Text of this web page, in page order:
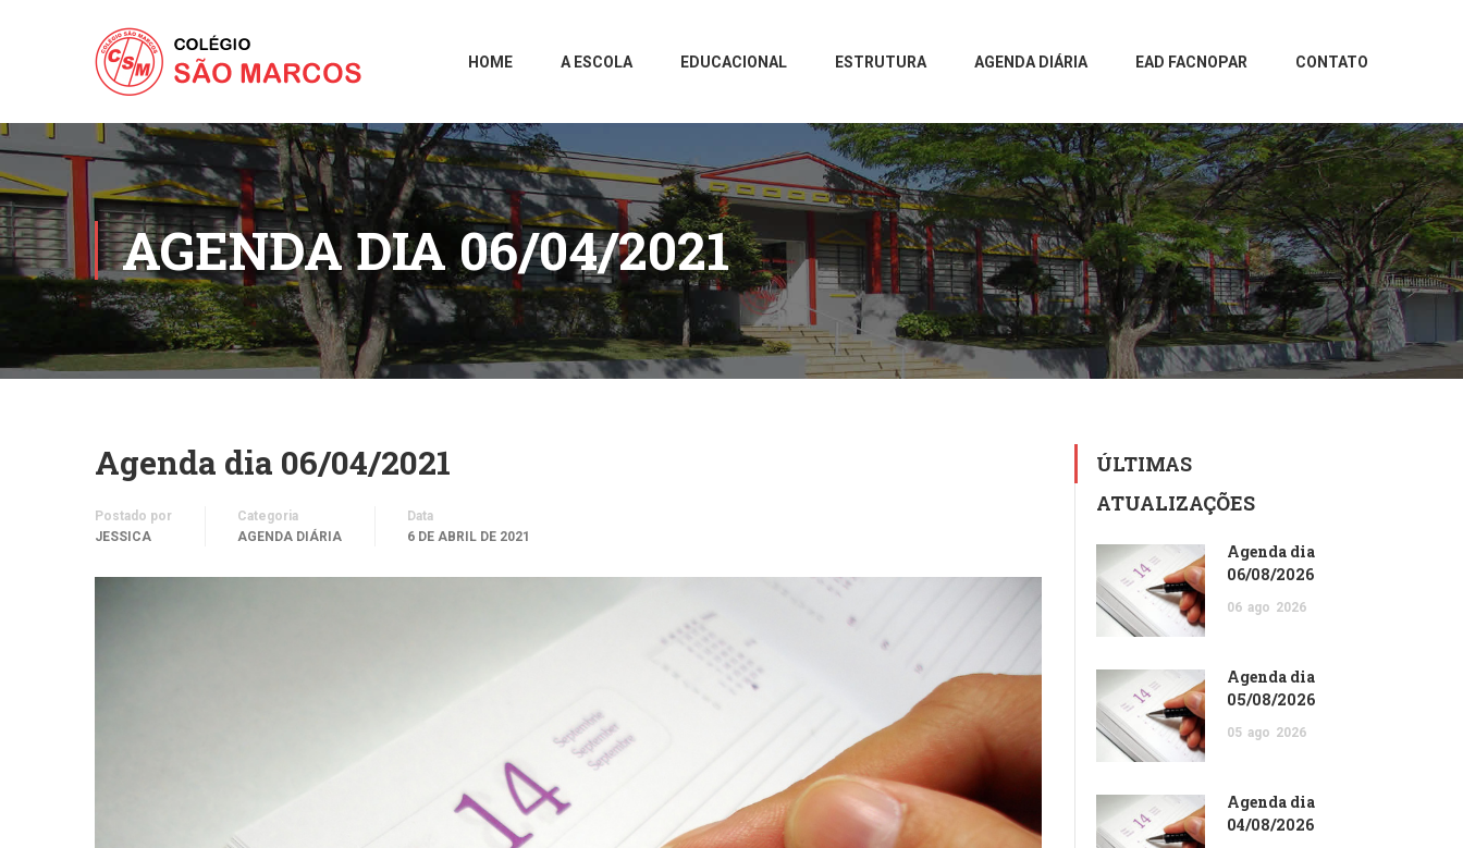
HOME A ESCOLA EDUCACIONAL ESTRUTURA AGENDA DIÁRIA EAD FACNOPAR CONTATO
AGENDA DIA 06/04/2021
Agenda dia 06/04/2021
Postado por
JESSICA
Categoria
AGENDA DIÁRIA
Data
6 DE ABRIL DE 2021
ÚLTIMAS
ATUALIZAÇÕES
Agenda dia
06/08/2026
06 ago 2026
Agenda dia
05/08/2026
05 ago 2026
Agenda dia
04/08/2026